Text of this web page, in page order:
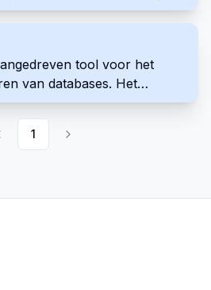
code en visualisaties.
tool voor het
van databases. Het
om te communiceren met
SQL-bewerkingen uit te
te maken via een
1